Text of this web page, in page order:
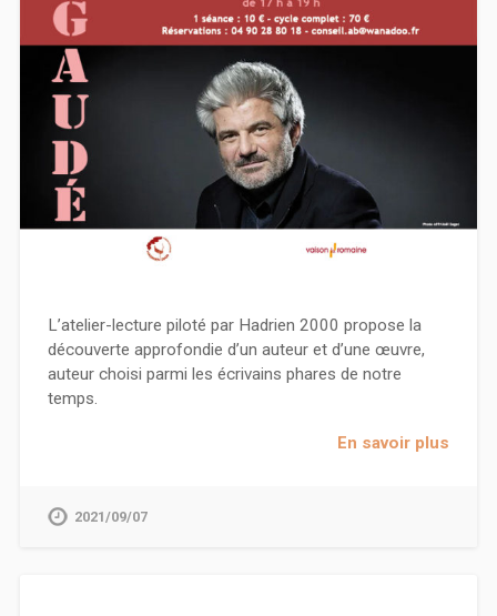
L’atelier-lecture piloté par Hadrien 2000 propose la
découverte approfondie d’un auteur et d’une œuvre,
auteur choisi parmi les écrivains phares de notre
temps.
En savoir plus
2021/09/07